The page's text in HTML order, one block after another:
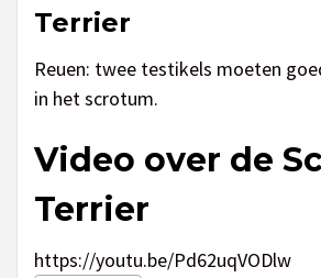
Terrier
Reuen: twee testikels moeten
in het scrotum.
Video over de
Terrier
https://youtu.be/Pd62uqVODlw